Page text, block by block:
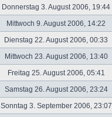
Donnerstag 3. August 2006, 19:44
Mittwoch 9. August 2006, 14:22
Dienstag 22. August 2006, 00:33
Mittwoch 23. August 2006, 13:40
Freitag 25. August 2006, 05:41
Samstag 26. August 2006, 23:24
Sonntag 3. September 2006,